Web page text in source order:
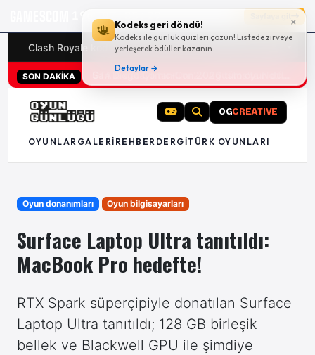
×
Kodeks geri döndü!
Kodeks ile günlük quizleri çözün! Listede zirveye
yerleşerek ödüller kazanın.
Detaylar →
19g 02:05:29
Clash Royale kodları Türk oyunları (PC ve konsollar) -
SON DAKİKA
OGCREATIVE
OYUNLAR GALERI REHBER DERGITÜRK OYUNLARI
Oyun donanımları Oyun bilgisayarları
Surface Laptop Ultra tanıtıldı:
MacBook Pro hedefte!
RTX Spark süperçipiyle donatılan Surface
Laptop Ultra tanıtıldı; 128 GB birleşik
bellek ve Blackwell GPU ile şimdiye